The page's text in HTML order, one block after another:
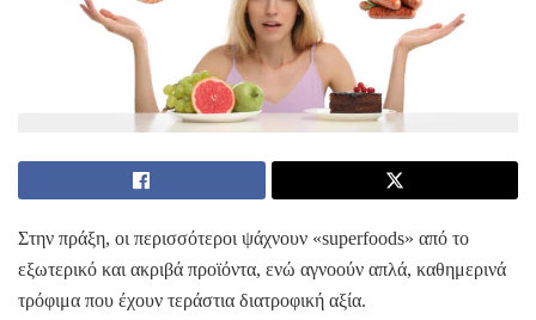
Στην πράξη, οι περισσότεροι ψάχνουν «superfoods» από το
εξωτερικό και ακριβά προϊόντα, ενώ αγνοούν απλά, καθημερινά
τρόφιμα που έχουν τεράστια διατροφική αξία.